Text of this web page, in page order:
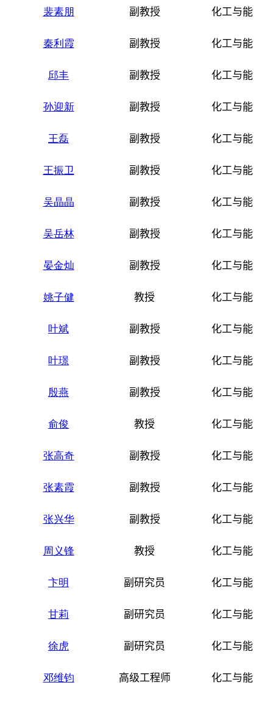
裴素朋 副教授 化工与能源
秦利霞 副教授 化工与能源
邱丰 副教授 化工与能源
孙迎新 副教授 化工与能源
王磊 副教授 化工与能源
王振卫 副教授 化工与能源
吴晶晶 副教授 化工与能源
吴岳林 副教授 化工与能源
晏金灿 副教授 化工与能源
姚子健 教授 化工与能源
叶斌 副教授 化工与能源
叶璟 副教授 化工与能源
殷燕 副教授 化工与能源
俞俊 教授 化工与能源
张高奇 副教授 化工与能源
张素霞 副教授 化工与能源
张兴华 副教授 化工与能源
周义锋 教授 化工与能源
卞明 副研究员 化工与能源
甘莉 副研究员 化工与能源
徐虎 副研究员 化工与能源
邓维钧 高级工程师 化工与能源